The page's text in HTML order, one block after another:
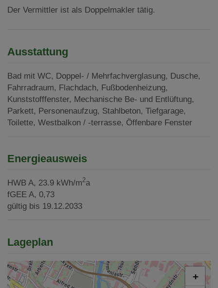
Der Vermittler ist als Doppelmakler tätig.
Ausstattung
Bad mit WC Doppel- / Mehrfachverglasung Dusche
Fahrradraum
Flachdach Fußbodenheizung
Kunststofffenster Mechanische Be- und Entlüftung
Parkett Personenaufzug Stahlbeton Tiefgarage
Toilette Westbalkon / -terrasse Öffenbare Fenster
Energieausweis
HWB A, 23.9 kWh/m2a
fGEE A, 0,73
gültig bis 19.12.2033
Lageplan
+